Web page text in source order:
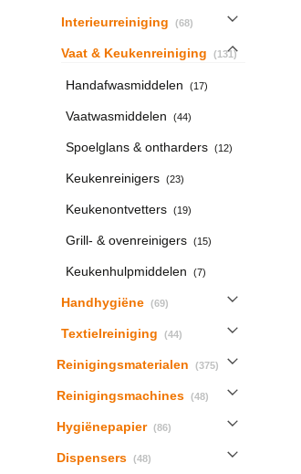
Interieurreiniging 68producten
Vaat & Keukenreiniging 131producten
Handafwasmiddelen 17producten
Vaatwasmiddelen 44producten
Spoelglans & ontharders 12producten
Keukenreinigers 23producten
Keukenontvetters 19producten
Grill- & ovenreinigers 15producten
Keukenhulpmiddelen 7producten
Handhygiëne 69producten
Textielreiniging 44producten
Reinigingsmaterialen 375producten
Reinigingsmachines 48producten
Hygiënepapier 86producten
Dispensers 48producten